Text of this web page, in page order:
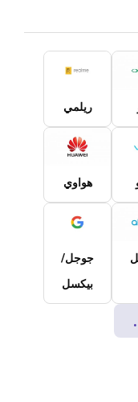
ريلمي
هواوي
جوجل/
بيكسل